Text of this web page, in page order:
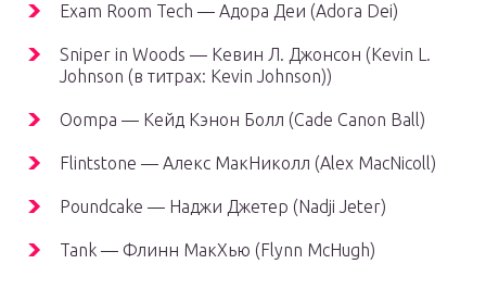
Exam Room Tech — Адора Деи (Adora Dei)
Sniper in Woods — Кевин Л. Джонсон (Kevin L.
Johnson (в титрах: Kevin Johnson))
Oompa — Кейд Кэнон Болл (Cade Canon Ball)
Flintstone — Алекс МакНиколл (Alex MacNicoll)
Poundcake — Наджи Джетер (Nadji Jeter)
Tank — Флинн МакХью (Flynn McHugh)